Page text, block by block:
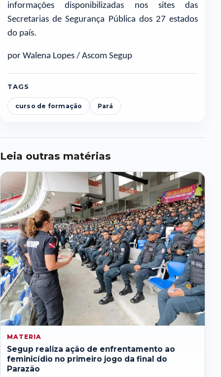
informações disponibilizadas nos sites das
Secretarias de Segurança Pública dos 27 estados
do país.
por Walena Lopes / Ascom Segup
TAGS
curso de formação Pará
Leia outras matérias
MATERIA
Segup realiza ação de enfrentamento ao
feminicídio no primeiro jogo da final do
Parazão